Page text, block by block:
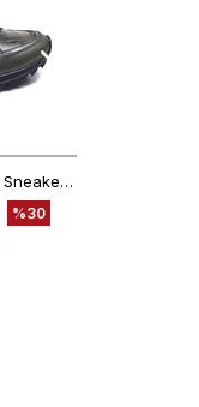
Mocassini Erkek Spor & Sneaker Ayakkabı D2506X
%30